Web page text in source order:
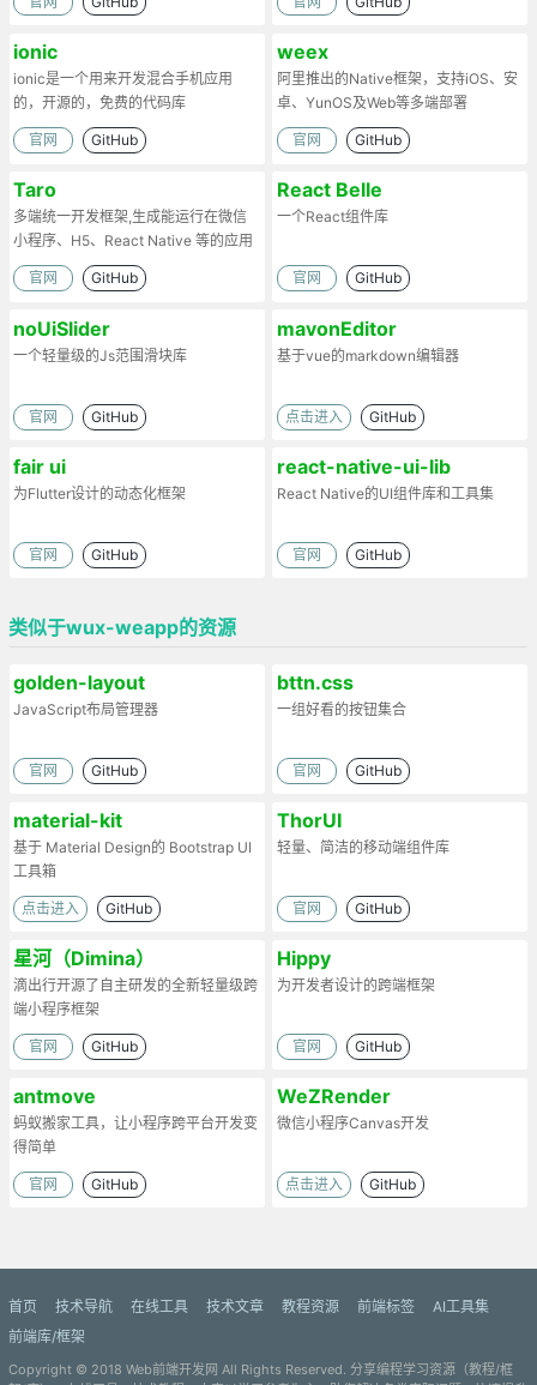
ionic
ionic是一个用来开发混合手机应用
的，开源的，免费的代码库
官网 GitHub
weex
阿里推出的Native框架，支持iOS、安
卓、YunOS及Web等多端部署
官网 GitHub
Taro
多端统一开发框架,生成能运行在微信
小程序、H5、React Native 等的应用
官网 GitHub
React Belle
一个React组件库
官网 GitHub
noUiSlider
一个轻量级的Js范围滑块库
官网 GitHub
mavonEditor
基于vue的markdown编辑器
点击进入 GitHub
fair ui
为Flutter设计的动态化框架
官网 GitHub
react-native-ui-lib
React Native的UI组件库和工具集
官网 GitHub
类似于wux-weapp的资源
golden-layout
JavaScript布局管理器
官网 GitHub
bttn.css
一组好看的按钮集合
官网 GitHub
material-kit
基于 Material Design的 Bootstrap UI
工具箱
点击进入 GitHub
ThorUI
轻量、简洁的移动端组件库
官网 GitHub
星河（Dimina）
滴出行开源了自主研发的全新轻量级跨
端小程序框架
官网 GitHub
Hippy
为开发者设计的跨端框架
官网 GitHub
antmove
蚂蚁搬家工具，让小程序跨平台开发变
得简单
官网 GitHub
WeZRender
微信小程序Canvas开发
点击进入 GitHub
首页 技术导航 在线工具 技术文章 教程资源 前端标签
AI工具集
前端库/框架